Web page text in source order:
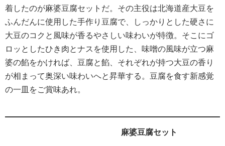
着したのが麻婆豆腐セットだ。その主役は北海道産大豆を
ふんだんに使用した手作り豆腐で、しっかりとした硬さに
大豆のコクと風味が香るやさしい味わいが特徴。そこにゴ
ロッとしたひき肉とナスを使用した、味噌の風味が立つ麻
婆の餡をかければ、豆腐と餡、それぞれが持つ大豆の香り
が相まって奥深い味わいへと昇華する。豆腐を食す新感覚
の一皿をご賞味あれ。
麻婆豆腐セット